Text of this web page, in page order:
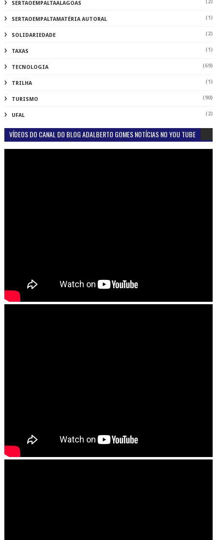
SERTAOEMPALTAALAGOAS (2)
SERTAOEMPALTAMATÉRIA AUTORAL (1)
SOLIDARIEDADE (2)
TAXAS (1)
TECNOLOGIA (69)
TRILHA (1)
TURISMO (90)
UFAL (2)
VÍDEOS DO CANAL DO BLOG ADALBERTO GOMES NOTÍCIAS NO YOU TUBE